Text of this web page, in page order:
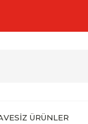
ÜRÜNLER